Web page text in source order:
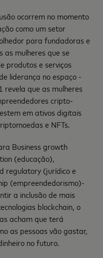
ocorrem no momento
como um setor
para fundadoras e
as mulheres que se
produtos e serviços
liderança no espaço -
revela que as mulheres
cripto-
em ativos digitais
e NFTs.
Business growth
(educação),
regulatory (jurídico e
(empreendedorismo)-
a inclusão de mais
blockchain, o
acham que terá
as pessoas vão gastar,
no futuro.